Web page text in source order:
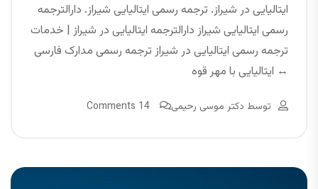
ایتالیایی در شیراز. ترجمه رسمی ایتالیایی شیراز. دارالترجمه
رسمی ایتالیایی شیراز دارالترجمه ایتالیایی در شیراز | خدمات
ترجمه رسمی ایتالیایی در شیراز ترجمه رسمی مدارک فارسی
↔ ایتالیایی با مهر قوه
توسط دکتر موسی رحیمی 14 Comments